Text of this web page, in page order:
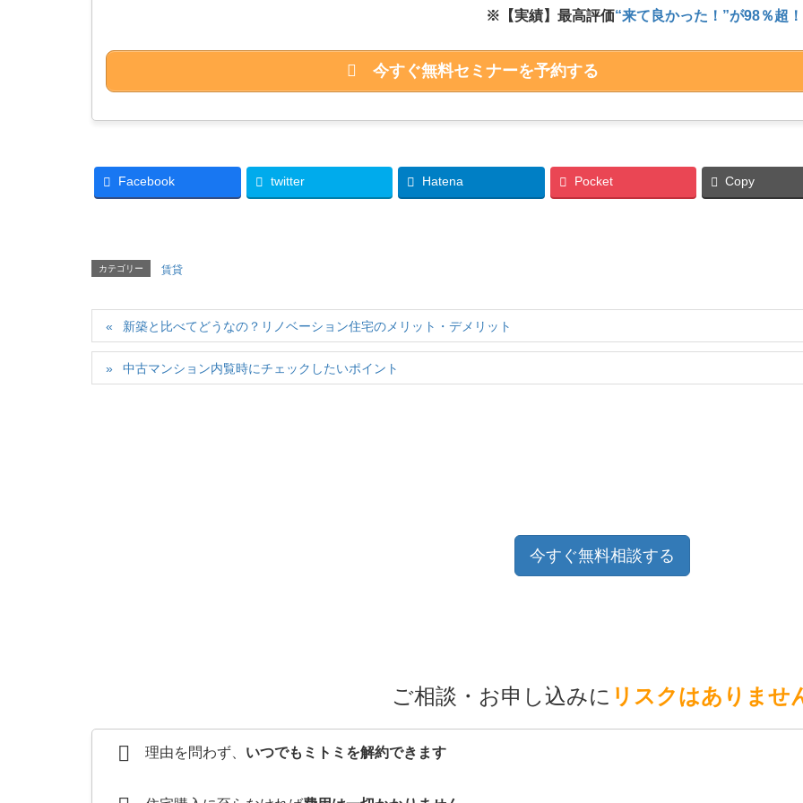
※【実績】最高評価“来て良かった！”が98％超！
今すぐ無料セミナーを予約する
Facebook twitter Hatena Pocket Copy
カテゴリー 賃貸
新築と比べてどうなの？リノベーション住宅のメリット・デメリット
中古マンション内覧時にチェックしたいポイント
今すぐ無料相談する
ご相談・お申し込みに リスクはありませ
理由を問わず、 いつでもミトミを解約できます